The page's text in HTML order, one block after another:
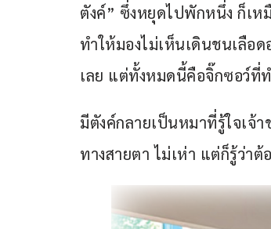
ตังค์” ซึ่งหยุดไปพักหนึ่ง ก็เห
ทำให้มองไม่เห็นเดินชนเลือ
เลย แต่ทั้งหมดนี้คือจิ๊กซอว์ที่
มีตังค์กลายเป็นหมาที่รู้ใจเจ้
ทางสายตา ไม่เห่า แต่ก็รู้ว่าต้